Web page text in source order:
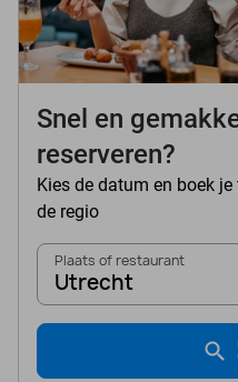
Snel en
reserveren?
Kies de datum en boek
de regio
Plaats of restaurant
Utrecht